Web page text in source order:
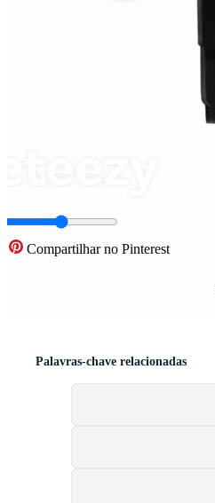
Compartilhar no Pinterest
Palavras-chave relacionadas